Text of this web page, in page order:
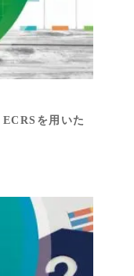
を用いた